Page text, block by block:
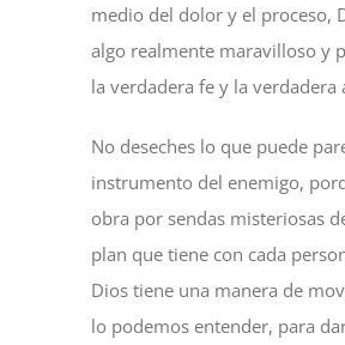
medio del dolor y el proceso,
algo realmente maravilloso y
la verdadera fe y la verdadera
No deseches lo que puede
instrumento del enemigo,
obra por sendas misteriosas
plan que tiene con cada
Dios tiene una manera de
lo podemos entender, para